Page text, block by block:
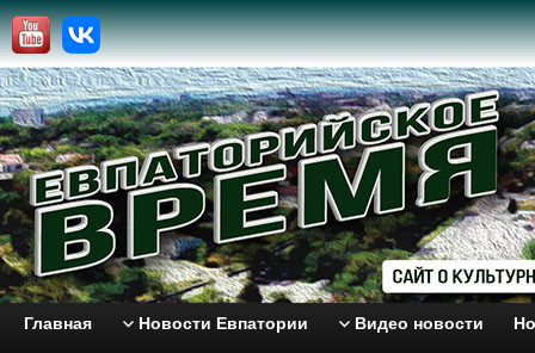
Главная Новости Евпатории Видео новости